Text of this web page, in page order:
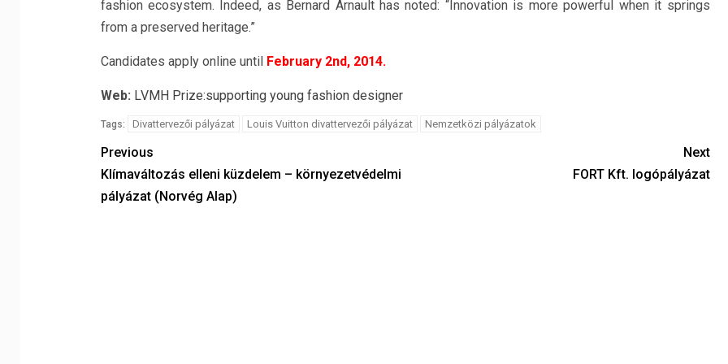
fashion ecosystem. Indeed, as Bernard Arnault has noted: “Innovation is more powerful when it springs
from a preserved heritage.”
Candidates apply online until February 2nd, 2014.
Web: LVMH Prize:supporting young fashion designer
Tags: Divattervezői pályázat Louis Vuitton divattervezői pályázat Nemzetközi pályázatok
Previous
Klímaváltozás elleni küzdelem – környezetvédelmi
pályázat (Norvég Alap)
Next
FORT Kft. logópályázat